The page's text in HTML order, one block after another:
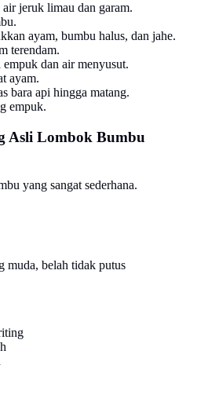
jeruk limau dan garam.
ayam, bumbu halus, dan jahe.
terendam.
dan air menyusut.
ayam.
bara api hingga matang.
empuk.
Asli Lombok Bumbu
yang sangat sederhana.
muda, belah tidak putus